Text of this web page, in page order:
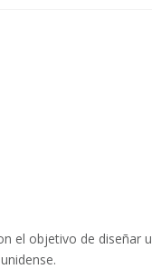
el objetivo de diseñar